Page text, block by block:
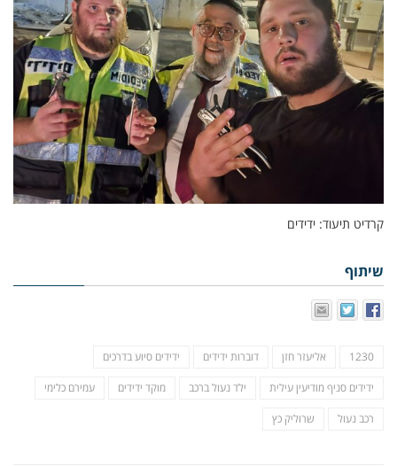
קרדיט תיעוד: ידידים
שיתוף
1230 אליעזר חזן דוברות ידידים ידידים סיוע בדרכים
ידידים סניף מודיעין עילית ילד נעול ברכב מוקד ידידים עמירם כלימי
רכב נעול שרוליק כץ